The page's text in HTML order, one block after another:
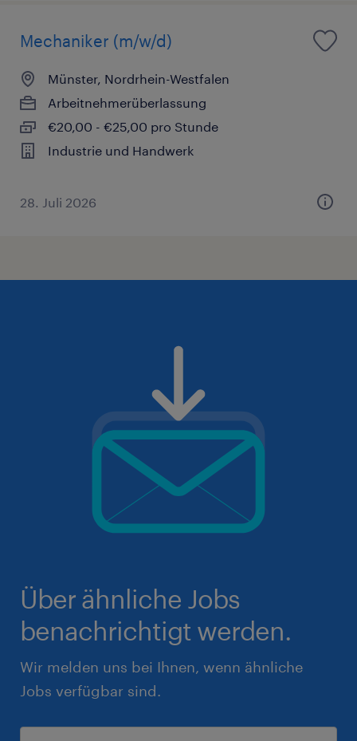
Mechaniker (m/w/d)
Münster, Nordrhein-Westfalen
Arbeitnehmerüberlassung
€20,00 - €25,00 pro Stunde
Industrie und Handwerk
28. Juli 2026
Über ähnliche Jobs
benachrichtigt werden.
Wir melden uns bei Ihnen, wenn ähnliche
Jobs verfügbar sind.